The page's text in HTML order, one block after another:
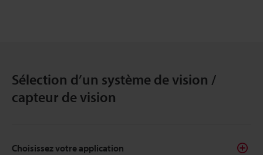
Sélection d’un système de vision /
capteur de vision
Choisissez votre application